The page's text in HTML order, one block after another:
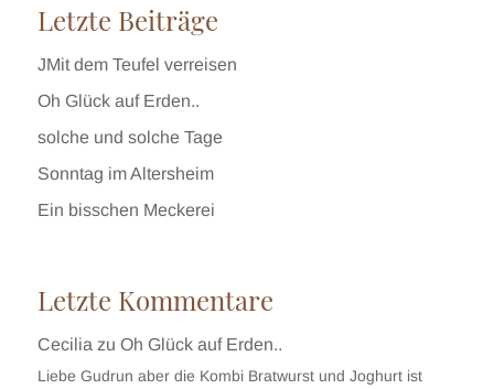
Letzte Beiträge
JMit dem Teufel verreisen
Oh Glück auf Erden..
solche und solche Tage
Sonntag im Altersheim
Ein bisschen Meckerei
Letzte Kommentare
Ceciliazu Oh Glück auf Erden..
Liebe Gudrun aber die Kombi Bratwurst und Joghurt ist